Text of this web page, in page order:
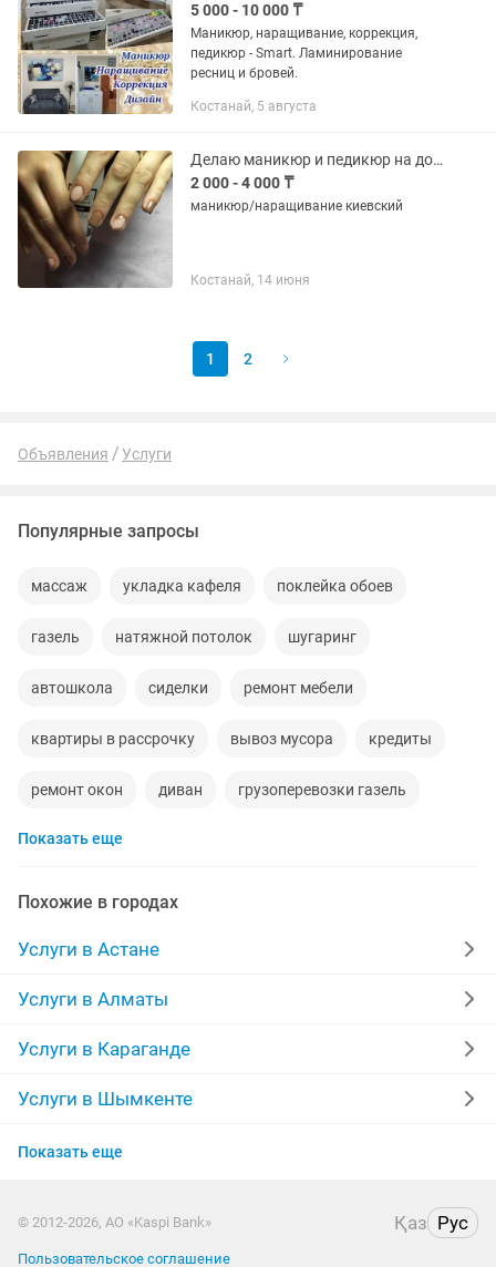
5 000 - 10 000 ₸
Маникюр, наращивание, коррекция,
педикюр - Smart. Ламинирование
ресниц и бровей.
Костанай, 5 августа
Делаю маникюр и педикюр на дому
2 000 - 4 000 ₸
маникюр/наращивание киевский
Костанай, 14 июня
1 2
Объявления Услуги
Популярные запросы
массаж укладка кафеля поклейка обоев
газель натяжной потолок шугаринг
автошкола сиделки ремонт мебели
квартиры в рассрочку вывоз мусора кредиты
ремонт окон диван грузоперевозки газель
манипулятор
укладка ламината
камаз временная прописка
няни сварочные работы
отделочные работы
кирпичи
Показать еще
Похожие в городах
Услуги в Астане
Услуги в Алматы
Услуги в Караганде
Услуги в Шымкенте
Услуги в Усть-Каменогорске
Услуги в Павлодаре
Показать еще
© 2012-2026, АО «Kaspi Bank» Қаз Рус
Пользовательское соглашение